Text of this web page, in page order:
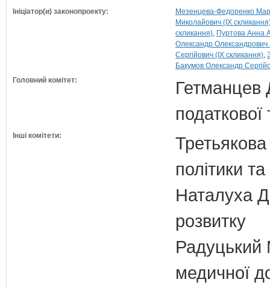
Ініціатор(и) законопроекту:
Мезенцева-Федоренко
Миколайович (IX
скликання) Пуртова Анна
Олександр Олександрович
Сергійович (IX скликання)
Бакумов Олександр
Головний комітет:
Гетманцев
податкової
Інші комітети:
політики
Наталуха
розвитку
Радуцький
медичної